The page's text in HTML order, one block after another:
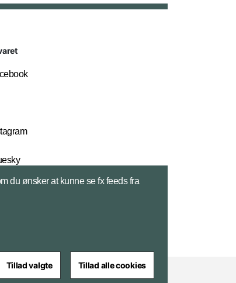
du ønsker at kunne se fx feeds fra
Tillad valgte Tillad alle cookies